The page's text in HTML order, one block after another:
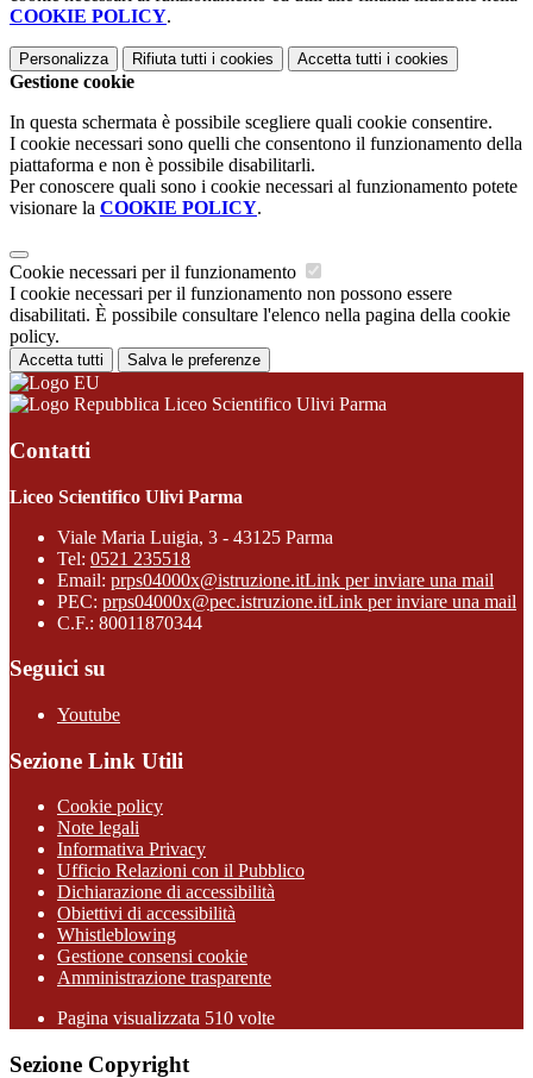
COOKIE POLICY.
Personalizza Rifiuta tutti i cookies Accetta tutti i cookies
Gestione cookie
In questa schermata è possibile scegliere quali cookie consentire.
I cookie necessari sono quelli che consentono il funzionamento della
piattaforma e non è possibile disabilitarli.
Per conoscere quali sono i cookie necessari al funzionamento potete
visionare la COOKIE POLICY.
Cookie necessari per il funzionamento
I cookie necessari per il funzionamento non possono essere
disabilitati. È possibile consultare l'elenco nella pagina della cookie
policy.
Accetta tutti Salva le preferenze
Liceo Scientifico Ulivi Parma
Contatti
Liceo Scientifico Ulivi Parma
Viale Maria Luigia, 3 - 43125 Parma
Tel: 0521 235518
Email: prps04000x@istruzione.itLink per inviare una mail
PEC: prps04000x@pec.istruzione.itLink per inviare una mail
C.F.: 80011870344
Seguici su
Youtube
Sezione Link Utili
Cookie policy
Note legali
Informativa Privacy
Ufficio Relazioni con il Pubblico
Dichiarazione di accessibilità
Obiettivi di accessibilità
Whistleblowing
Gestione consensi cookie
Amministrazione trasparente
Pagina visualizzata 510 volte
Sezione Copyright